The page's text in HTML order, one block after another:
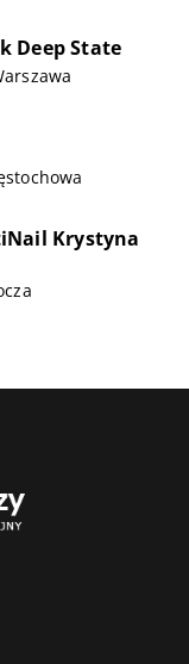
Deep State
Krystyna